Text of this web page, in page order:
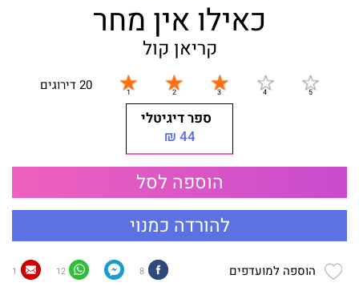
כאילו אין מחר
קריאן קול
20 דירוגים
ספר דיגיטלי
44 ₪
הוספה לסל
להורדה כמנוי
הוספה למועדפים 8
12
1